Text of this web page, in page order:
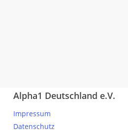
Alpha1 Deutschland e.V.
Impressum
Datenschutz